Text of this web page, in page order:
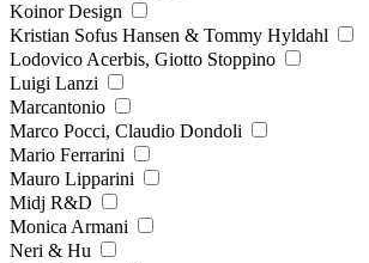
Koinor Design
Kristian Sofus Hansen & Tommy Hyldahl
Lodovico Acerbis, Giotto Stoppino
Luigi Lanzi
Marcantonio
Marco Pocci, Claudio Dondoli
Mario Ferrarini
Mauro Lipparini
Midj R&D
Monica Armani
Neri & Hu